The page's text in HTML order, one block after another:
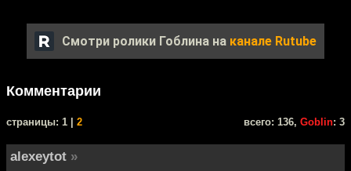
Смотри ролики Гоблина на канале Rutube
Комментарии
cтраницы: 1 | 2 всего: 136, Goblin: 3
alexeytot »